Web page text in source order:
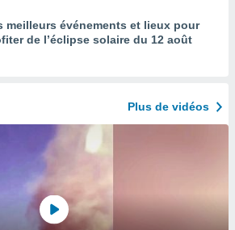
meilleurs événements et lieux pour
de l’éclipse solaire du 12 août
Plus de vidéos